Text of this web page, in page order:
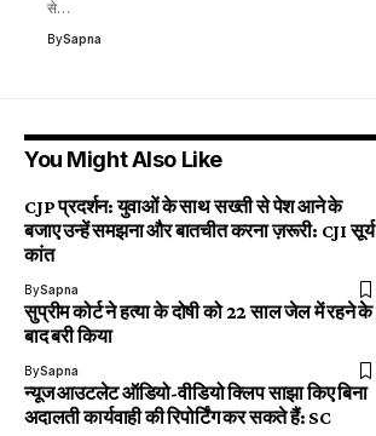
से…
BySapna
You Might Also Like
CJP प्रदर्शन: युवाओं के साथ सख्ती से पेश आने के
बजाए उन्हें समझना और बातचीत करना ज़रूरी: CJI सूर्य
कांत
BySapna
सुप्रीम कोर्ट ने हत्या के दोषी को 22 साल जेल में रहने के
बाद बरी किया
BySapna
न्यूज आउटलेट ऑडियो-वीडियो क्लिप साझा किए बिना
अदालती कार्यवाही की रिपोर्टिंग कर सकते हैं: SC